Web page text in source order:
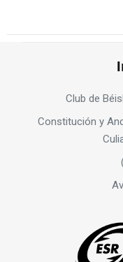
Club de
Constitución y